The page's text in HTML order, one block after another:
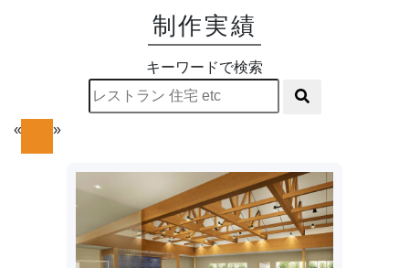
制作実績
キーワードで検索
« »